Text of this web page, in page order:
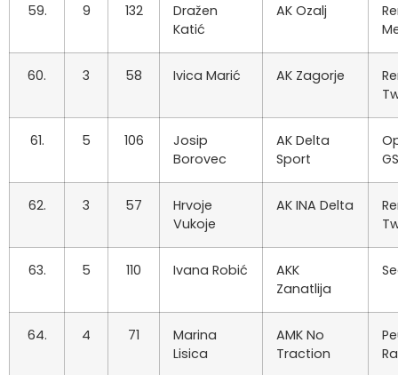
59. 9 132
Dražen
Katić
AK Ozalj
60. 3 58 Ivica Marić AK Zagorje
61. 5 106
Josip
Borovec
AK Delta
Sport
62. 3 57
Hrvoje
Vukoje
AK INA Delta
63. 5 110 Ivana Robić
AKK
Zanatlija
64. 4 71
Marina
Lisica
AMK No
Traction